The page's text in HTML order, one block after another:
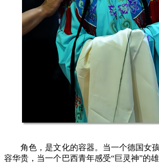
角色，是文化的容器。当一个德国女孩
容华贵，当一个巴西青年感受“巨灵神”的